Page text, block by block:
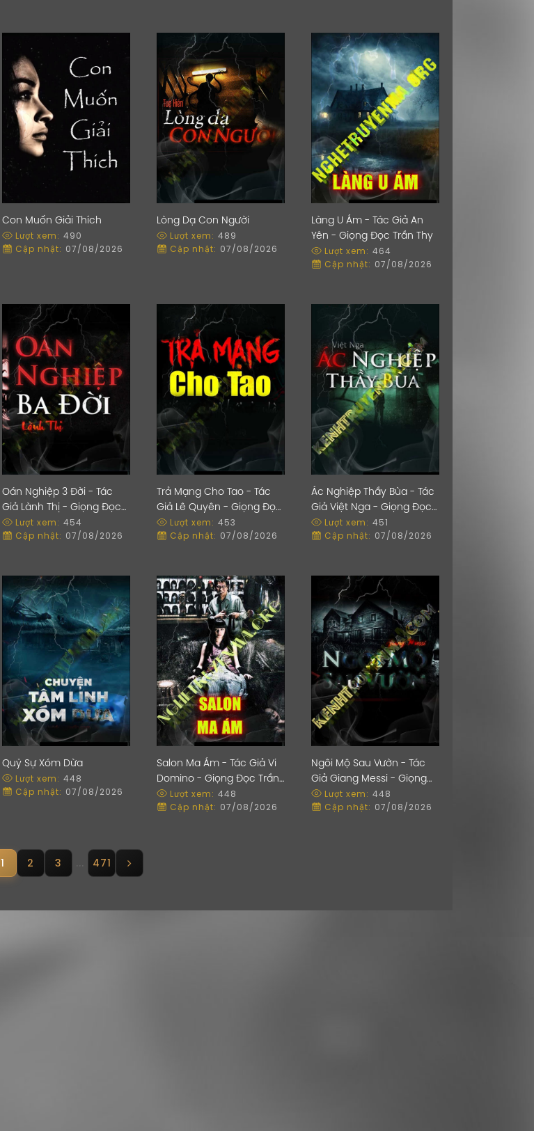
Con Muốn Giải Thích
Lượt xem: 490
Cập nhật: 07/08/2026
Lòng Dạ Con Người
Lượt xem: 489
Cập nhật: 07/08/2026
Làng U Ám - Tác Giả An
Yên - Giọng Đọc Trần Thy
Lượt xem: 464
Cập nhật: 07/08/2026
Oán Nghiệp 3 Đời - Tác
Giả Lành Thị - Giọng Đọc
Trần Thy
Lượt xem: 454
Cập nhật: 07/08/2026
Trả Mạng Cho Tao - Tác
Giả Lê Quyên - Giọng Đọc
Chu Hạ
Lượt xem: 453
Cập nhật: 07/08/2026
Ác Nghiệp Thầy Bùa - Tác
Giả Việt Nga - Giọng Đọc
Trần Thy
Lượt xem: 451
Cập nhật: 07/08/2026
Quỷ Sự Xóm Dừa
Lượt xem: 448
Cập nhật: 07/08/2026
Salon Ma Ám - Tác Giả Vi
Domino - Giọng Đọc Trần
ThyLượt xem: 448
Cập nhật: 07/08/2026
Ngôi Mộ Sau Vườn - Tác
Giả Giang Messi - Giọng
Đọc Trần Thy
Lượt xem: 448
Cập nhật: 07/08/2026
1 2 3 471